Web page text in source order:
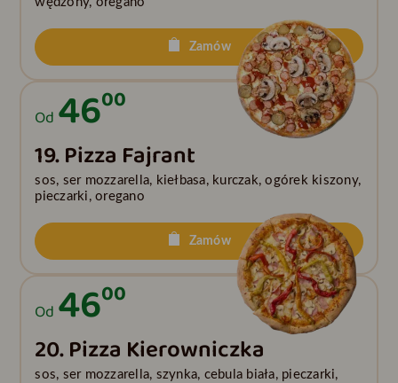
Zamów
Od 4600
19. Pizza Fajrant
sos, ser mozzarella, kiełbasa, kurczak, ogórek kiszony,
pieczarki, oregano
Zamów
Od 4600
20. Pizza Kierowniczka
sos, ser mozzarella, szynka, cebula biała, pieczarki,